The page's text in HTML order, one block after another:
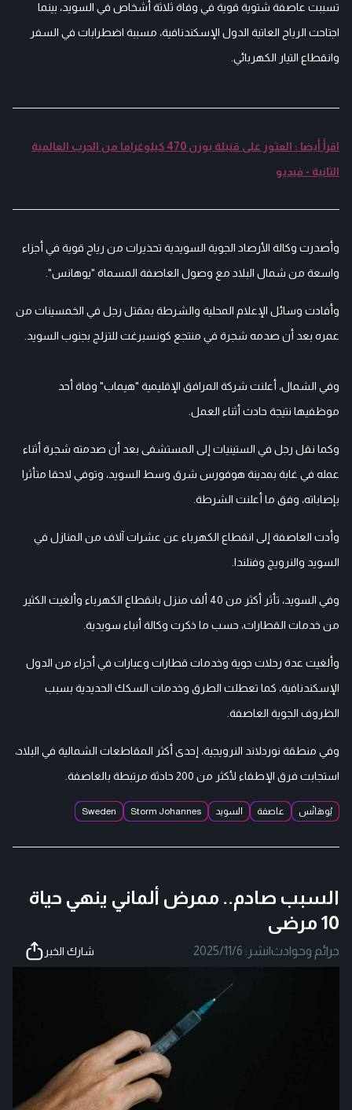
تسببت عاصفة شتوية قوية في وفاة ثلاثة أشخاص في السويد، بينما
اجتاحت الرياح العاتية الدول الإسكندنافية، مسببة اضطرابات في السفر
وانقطاع التيار الكهربائي.
اقرأ أيضا : العثور على قنبلة بوزن 470 كيلوغراما من الحرب العالمية
الثانية - فيديو
وأصدرت وكالة الأرصاد الجوية السويدية تحذيرات من رياح قوية في أجزاء
واسعة من شمال البلاد مع وصول العاصفة المسماة "يوهانس".
وأفادت وسائل الإعلام المحلية والشرطة بمقتل رجل في الخمسينات من
عمره بعد أن صدمه شجرة في منتجع كونسبرغت للتزلج بجنوب السويد.
وفي الشمال، أعلنت شركة المرافق الإقليمية "هيماب" وفاة أحد
موظفيها نتيجة حادث أثناء العمل.
وكما نقل رجل في الستينيات إلى المستشفى بعد أن صدمته شجرة أثناء
عمله في غابة بمدينة هوفورس شرق وسط السويد، وتوفي لاحقا متأثرا
بإصاباته، وفق ما أعلنت الشرطة.
وأدت العاصفة إلى انقطاع الكهرباء عن عشرات آلاف من المنازل في
السويد والنرويج وفنلندا.
وفي السويد، تأثر أكثر من 40 ألف منزل بانقطاع الكهرباء وألغيت الكثير
من خدمات القطارات، حسب ما ذكرت وكالة أنباء سويدية.
وألغيت عدة رحلات جوية وخدمات قطارات وعبارات في أجزاء من الدول
الإسكندنافية، كما تعطلت الطرق وخدمات السكك الحديدية بسبب
الظروف الجوية العاصفة.
وفي منطقة نوردلاند النرويجية، إحدى أكثر المقاطعات الشمالية في البلاد،
استجابت فرق الإطفاء لأكثر من 200 حادثة مرتبطة بالعاصفة.
يُوهَانْس عاصفة السويد Storm Johannes
Sweden
السبب صادم.. ممرض ألماني ينهي حياة
10 مرضى
جرائم وحوادث|نشر: 2025/11/6 شارك الخبر